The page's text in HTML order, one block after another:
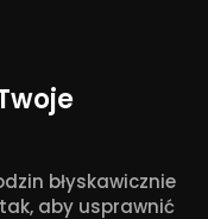
błyskawicznie
aby usprawnić